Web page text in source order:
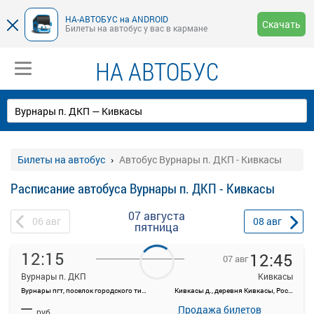
НА-АВТОБУС на ANDROID
Билеты на автобус у вас в кармане
Скачать
НА АВТОБУС
Билеты на автобус Автобус Вурнары п. ДКП - Кивкасы
Расписание автобуса Вурнары п. ДКП - Кивкасы
06 авг 07 августа
пятница 08 авг
12:15
Вурнары п. ДКП
Вурнары пгт, поселок городского типа Вурнары, Россия
07 авг 12:45
Кивкасы
Кивкасы д., деревня Кивкасы, Россия
—
Продажа билетов
На данной странице вы можете ознакомиться с расписанием и
купить билет онлайн на автобус Вурнары п. ДКП - Кивкасы.